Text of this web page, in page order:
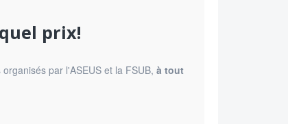
prix!
par l'ASEUS et la FSUB, à tout